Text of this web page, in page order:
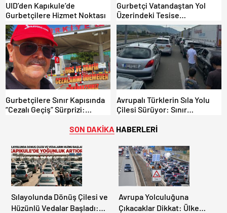
UID’den Kapıkule’de
Gurbetçilere Hizmet Noktası
Gurbetçi Vatandaştan Yol
Üzerindeki Tesise
Dolandırıcılık İddiası:
“Hesabınızı Mutlaka Kontrol
Edin”
Gurbetçilere Sınır Kapısında
“Cezalı Geçiş” Sürprizi:
Avrupalı Türklerin Sıla Yolu
Çilesi Sürüyor: Sınır
Bekleyiş
SON DAKİKA HABERLERİ
Sılayolunda Dönüş Çilesi ve
Hüzünlü Vedalar Başladı:
Avrupa Yolculuğuna
Çıkacaklar Dikkat: Ülke